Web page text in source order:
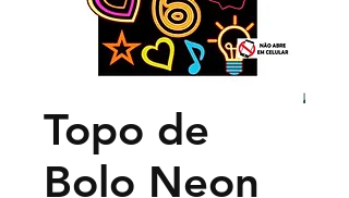
Topo de
Bolo Neon